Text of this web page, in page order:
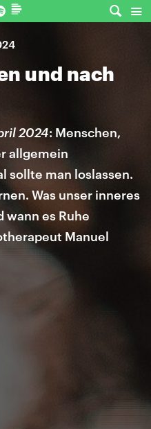
und nach
2024: Menschen,
allgemein
sollte man loslassen.
Was unser inneres
wann es Ruhe
Manuel